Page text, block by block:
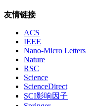
友情链接
ACS
IEEE
Nano-Micro Letters
Nature
RSC
Science
ScienceDirect
SCI影响因子